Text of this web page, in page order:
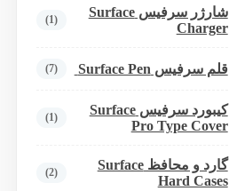
شارژر سرفیس Surface
Charger
(1)
قلم سرفیس Surface Pen (7)
کیبورد سرفیس Surface
Pro Type Cover
(1)
گارد و محافظ Surface
Hard Cases
(2)